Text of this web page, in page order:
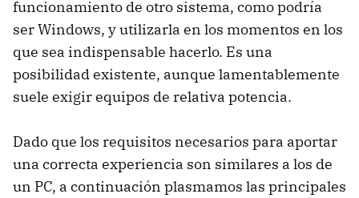
funcionamiento de otro sistema, como podría
ser Windows, y utilizarla en los momentos en los
que sea indispensable hacerlo. Es una
posibilidad existente, aunque lamentablemente
suele exigir equipos de relativa potencia.
Dado que los requisitos necesarios para aportar
una correcta experiencia son similares a los de
un PC, a continuación plasmamos las principales